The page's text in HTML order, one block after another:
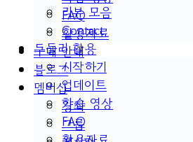
FAQ
활용자료
구매 안내
블로그
멤버십
강좌
그룹
리뷰 모음
Contact
두들리 활용
시작하기
업데이트
학습 영상
FAQ